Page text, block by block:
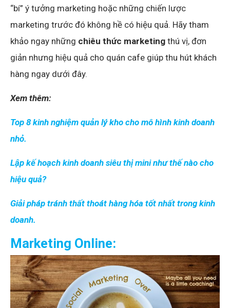
“bí” ý tưởng marketing hoặc những chiến lược
marketing trước đó không hề có hiệu quả. Hãy tham
khảo ngay những chiêu thức marketing thú vị, đơn
giản nhưng hiệu quả cho quán cafe giúp thu hút khách
hàng ngay dưới đây.
Xem thêm:
Top 8 kinh nghiệm quản lý kho cho mô hình kinh doanh
nhỏ.
Lập kế hoạch kinh doanh siêu thị mini như thế nào cho
hiệu quả?
Giải pháp tránh thất thoát hàng hóa tốt nhất trong kinh
doanh.
Marketing Online: